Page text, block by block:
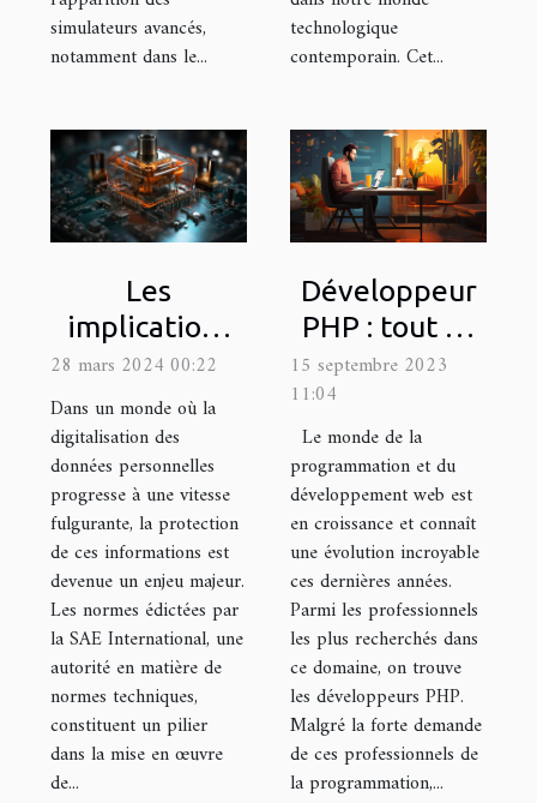
simulateurs avancés,
notamment dans le...
technologique
contemporain. Cet...
Les
implications
de la
conformité
aux normes
SAE pour la
protection des
données
personnelles
28 mars 2024 00:22
Dans un monde où la
digitalisation des
données personnelles
progresse à une vitesse
fulgurante, la protection
de ces informations est
devenue un enjeu majeur.
Les normes édictées par
la SAE International, une
autorité en matière de
normes techniques,
constituent un pilier
dans la mise en œuvre
de...
Développeur
PHP : tout ce
qu’il importe
de savoir
15 septembre 2023
11:04
Le monde de la
programmation et du
développement web est
en croissance et connaît
une évolution incroyable
ces dernières années.
Parmi les professionnels
les plus recherchés dans
ce domaine, on trouve
les développeurs PHP.
Malgré la forte demande
de ces professionnels de
la programmation,...